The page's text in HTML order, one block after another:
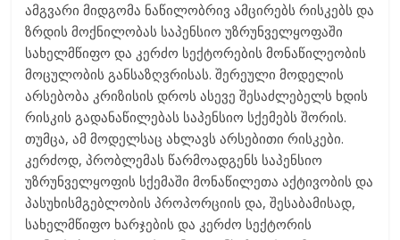
ამგვარი მიდგომა ნაწილობრივ ამცირებს რისკებს და
ზრდის მოქნილობას საპენსიო უზრუნველყოფაში
სახელმწიფო და კერძო სექტორების მონაწილეობის
მოცულობის განსაზღვრისას. შერეული მოდელის
არსებობა კრიზისის დროს ასევე შესაძლებელს ხდის
რისკის გადანაწილებას საპენსიო სქემებს შორის.
თუმცა, ამ მოდელსაც ახლავს არსებითი რისკები.
კერძოდ, პრობლემას წარმოადგენს საპენსიო
უზრუნველყოფის სქემაში მონაწილეთა აქტივობის და
პასუხისმგებლობის პროპორციის და, შესაბამისად,
სახელმწიფო ხარჯების და კერძო სექტორის